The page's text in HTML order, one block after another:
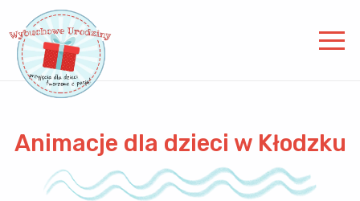
Animacje dla dzieci w Kłodzku